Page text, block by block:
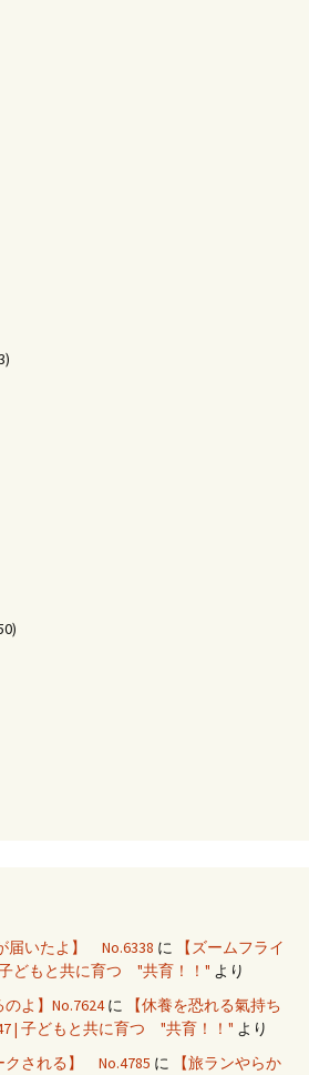
届いたよ】 No.6338 に
【ズームフライ
子どもと共に育つ "共育！！" より
よ】No.7624に
【休養を恐れる氣持ち
| 子どもと共に育つ "共育！！" より
クされる】 No.4785 に
【旅ランやらか